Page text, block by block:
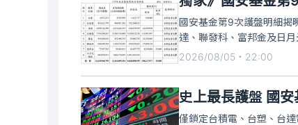
國安基金第9次護盤明細揭
達、聯發科、富邦金及日
權值王台積電77.02億元最
2026/08/05・22:00
史上最長護盤 國
僅鎖定台積電、台塑、台